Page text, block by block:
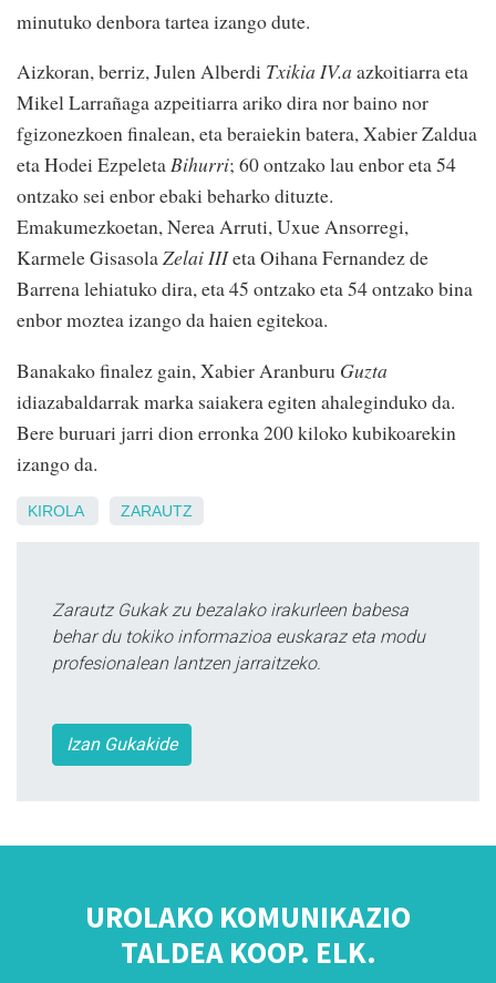
minutuko denbora tartea izango dute.
Aizkoran, berriz, Julen Alberdi Txikia IV.a azkoitiarra eta
Mikel Larrañaga azpeitiarra ariko dira nor baino nor
fgizonezkoen finalean, eta beraiekin batera, Xabier Zaldua
eta Hodei EzpeletaBihurri; 60 ontzako lau enbor eta 54
ontzako sei enbor ebaki beharko dituzte.
Emakumezkoetan, Nerea Arruti, Uxue Ansorregi,
Karmele GisasolaZelai IIIeta Oihana Fernandez de
Barrena lehiatuko dira, eta 45 ontzako eta 54 ontzako bina
enbor moztea izango da haien egitekoa.
Banakako finalez gain, Xabier Aranburu Guzta
idiazabaldarrak marka saiakera egiten ahaleginduko da.
Bere buruari jarri dion erronka 200 kiloko kubikoarekin
izango da.
KIROLA ZARAUTZ
Zarautz Gukak zu bezalako irakurleen babesa
behar du tokiko informazioa euskaraz eta modu
profesionalean lantzen jarraitzeko.
Izan Gukakide
UROLAKO KOMUNIKAZIO
TALDEA KOOP. ELK.